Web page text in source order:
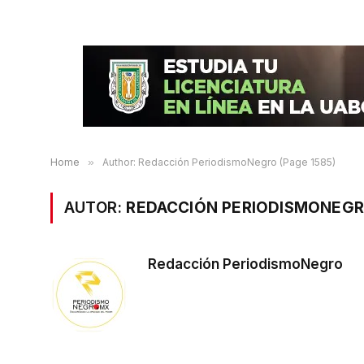
Home » Author: Redacción PeriodismoNegro (Page 1585)
AUTOR: REDACCIÓN
Redacción PeriodismoNegro